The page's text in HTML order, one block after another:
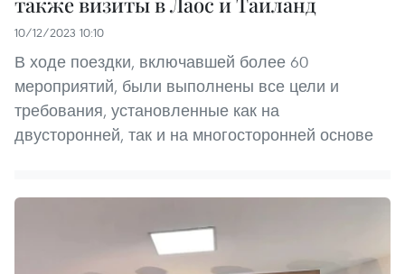
10/12/2023 10:10
В ходе поездки, включавшей более 60
мероприятий, были выполнены все цели и
требования, установленные как на
двусторонней, так и на многосторонней основе